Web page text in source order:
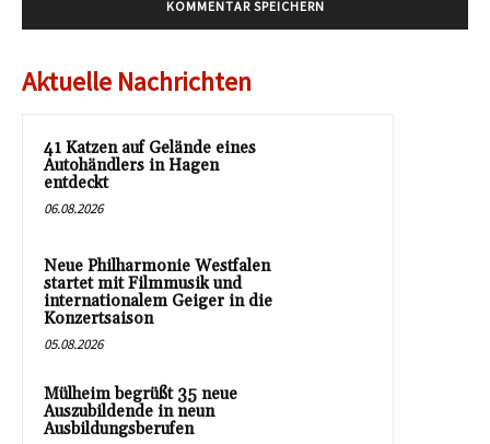
Aktuelle Nachrichten
41 Katzen auf Gelände eines
Autohändlers in Hagen
entdeckt
06.08.2026
Neue Philharmonie Westfalen
startet mit Filmmusik und
internationalem Geiger in die
Konzertsaison
05.08.2026
Mülheim begrüßt 35 neue
Auszubildende in neun
Ausbildungsberufen